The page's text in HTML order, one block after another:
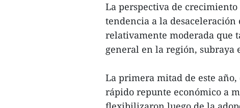
La perspectiva de
tendencia a la
relativamente moderada que
general en la región, subraya
La primera mitad de este
rápido repunte económico a